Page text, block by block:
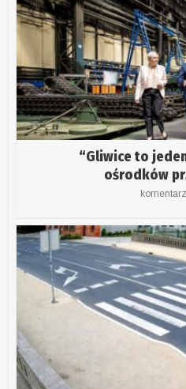
“Gliwice to
ośrodków